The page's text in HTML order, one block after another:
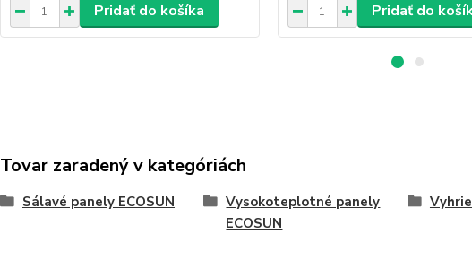
Pridať do košíka Pridať do
Tovar zaradený v kategóriách
Sálavé panely ECOSUN
Vysokoteplotné panely
ECOSUN